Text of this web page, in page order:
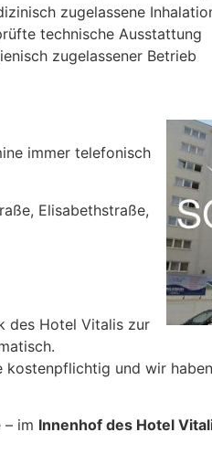
zugelassene
technische Ausstattung
zugelassener Betrieb
immer telefonisch
Elisabethstraße,
des Hotel Vitalis zur
kostenpflichtig und wir
– im Innenhof des Hotel